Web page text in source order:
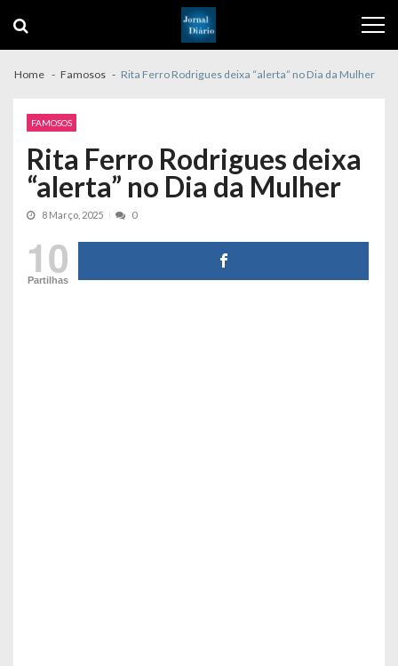
navigation
content
Home Famosos Rita Ferro Rodrigues deixa “alerta” no Dia da Mulher
FAMOSOS
Rita Ferro Rodrigues deixa
“alerta” no Dia da Mulher
8 Março, 2025 0
10
Partilhas